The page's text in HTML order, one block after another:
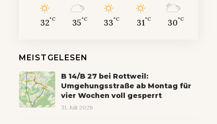
32°C 35°C 33°C 31°C 30°C
MEISTGELESEN
B 14/B 27 bei Rottweil:
Umgehungsstraße ab Montag für
vier Wochen voll gesperrt
31. Juli 2026